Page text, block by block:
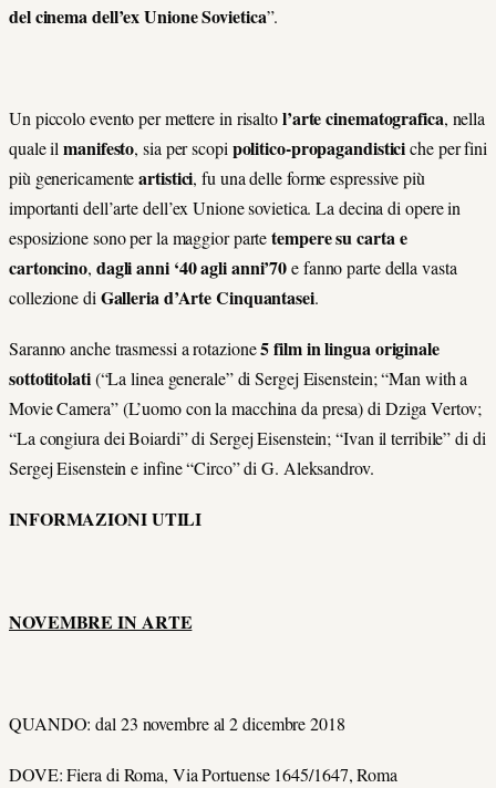
del cinema dell’ex Unione Sovietica”.
Un piccolo evento per mettere in risaltol’arte cinematografica, nella
quale ilmanifesto, sia per scopi politico-propagandisticiche per fini
più genericamenteartistici, fu una delle forme espressive più
importanti dell’arte dell’ex Unione sovietica. La decina di opere in
esposizione sono per la maggior partetempere su carta e
cartoncino, dagli anni ‘40 agli anni’70e fanno parte della vasta
collezione di Galleria d’Arte Cinquantasei.
Saranno anche trasmessi a rotazione5 film in lingua originale
sottotitolati(“La linea generale” di Sergej Eisenstein; “Man with a
Movie Camera” (L’uomo con la macchina da presa) di Dziga Vertov;
“La congiura dei Boiardi” di Sergej Eisenstein; “Ivan il terribile” di di
Sergej Eisenstein e infine “Circo” di G. Aleksandrov.
INFORMAZIONI UTILI
NOVEMBRE IN ARTE
QUANDO: dal 23 novembre al 2 dicembre 2018
DOVE: Fiera di Roma, Via Portuense 1645/1647, Roma